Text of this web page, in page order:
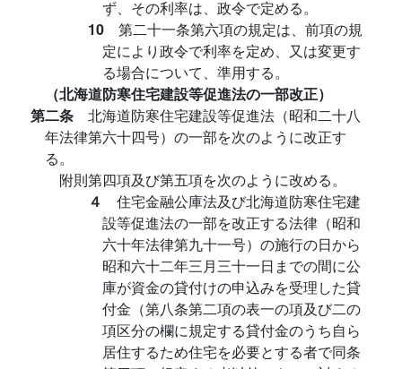
ず、その利率は、政令で定める。
10 第二十一条第六項の規定は、前項の規
定により政令で利率を定め、又は変更す
る場合について、準用する。
（北海道防寒住宅建設等促進法の一部改正）
第二条 北海道防寒住宅建設等促進法（昭和二十八
年法律第六十四号）の一部を次のように改正す
る。
附則第四項及び第五項を次のように改める。
４ 住宅金融公庫法及び北海道防寒住宅建
設等促進法の一部を改正する法律（昭和
六十年法律第九十一号）の施行の日から
昭和六十二年三月三十一日までの間に公
庫が資金の貸付けの申込みを受理した貸
付金（第八条第二項の表一の項及び二の
項区分の欄に規定する貸付金のうち自ら
居住するため住宅を必要とする者で同条